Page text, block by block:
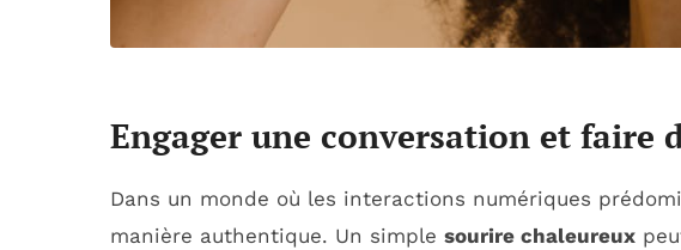
Engager une conversation et faire
Dans un monde où les interactions numériques
manière authentique. Un simple sourire chaleureux